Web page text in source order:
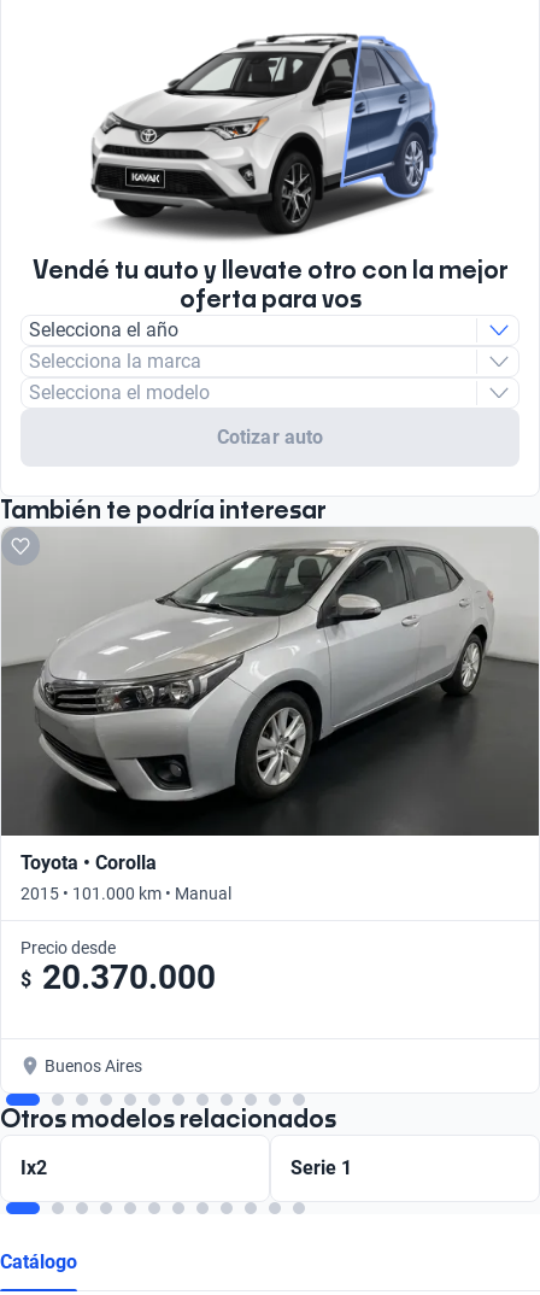
Vendé tu auto y llevate otro con la mejor
oferta para vos
Selecciona el año
Selecciona la marca
Selecciona el modelo
Cotizar auto
También te podría interesar
Toyota • Corolla
2015 • 101.000 km • Manual
Precio desde
$ 20.370.000
Buenos Aires
Otros modelos relacionados
Ix2 Serie 1
Catálogo